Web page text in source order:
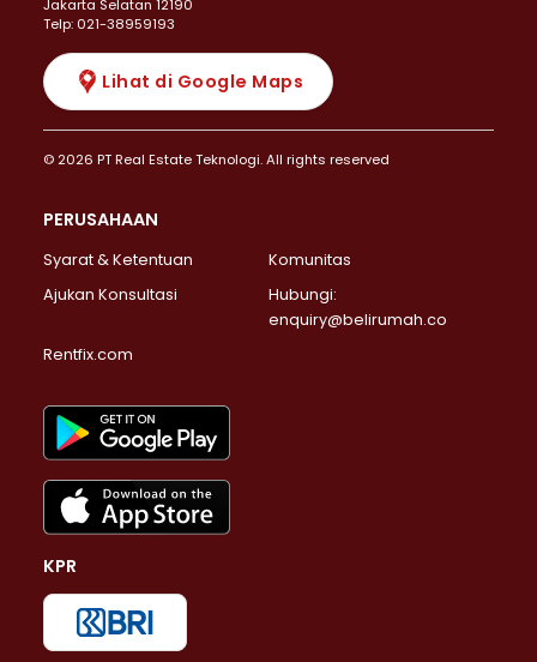
Jakarta Selatan 12190
Telp: 021-38959193
Lihat di Google Maps
© 2026 PT Real Estate Teknologi. All rights reserved
PERUSAHAAN
Syarat & Ketentuan
Komunitas
Ajukan Konsultasi
Hubungi:
enquiry@belirumah.co
Rentfix.com
KPR